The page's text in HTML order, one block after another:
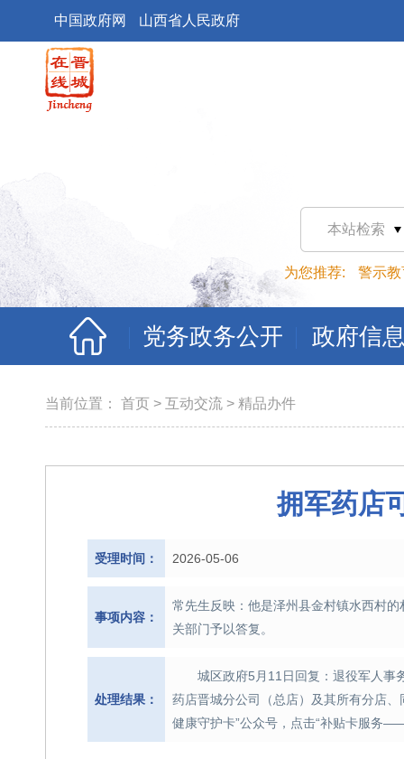
中国政府网 山西省人民政府
本站检索
为您推荐: 警示教
党务政务公开 政府信
当前位置： 首页 > 互动交流 > 精品办件
拥军药店
受理时间： 2026-05-06
事项内容：
常先生反映：他是泽州县金村镇水西村
关部门予以答复。
处理结果：
城区政府5月11日回复：退役军人事
药店晋城分公司（总店）及其所有分店
健康守护卡”公众号，点击“补贴卡服务